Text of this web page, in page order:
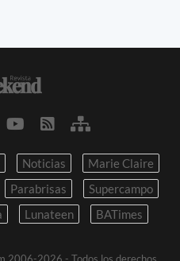
Noticias
Marie Claire
Parabrisas
Supercampo
Lunateen BATimes
2006-2026 - Todos los derechos